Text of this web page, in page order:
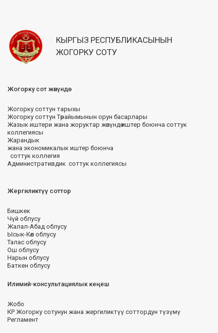
КЫРГЫЗ РЕСПУБЛИКАСЫНЫН
ЖОГОРКУ СОТУ
Жогорку сот жөнүндө
Жогорку соттун тарыхы
Жогорку соттун Төрайымынын орун басарлары
Жазык иштери жана жоруктар жөнүндө иштер боюнча соттук
коллегиясы
Жарандык
жана экономикалык иштер боюнча
соттук коллегия
Административдик соттук коллегиясы
Жергиликтүү соттор
Бишкек
Чүй облусу
Жалал-Абад облусу
Ысык-Көл облусу
Талас облусу
Ош облусу
Нарын облусу
Баткен облусу
Илимий-консультациялык кеңеш
Жобо
КР Жогорку сотунун жана жергиликтүү соттордун түзүмү
Регламент